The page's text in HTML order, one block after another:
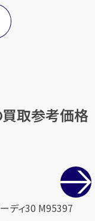
買取参考価格